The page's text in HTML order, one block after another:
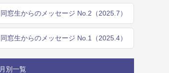
同窓生からのメッセージ No.2（2025.7）
同窓生からのメッセージ No.1（2025.4）
月別一覧